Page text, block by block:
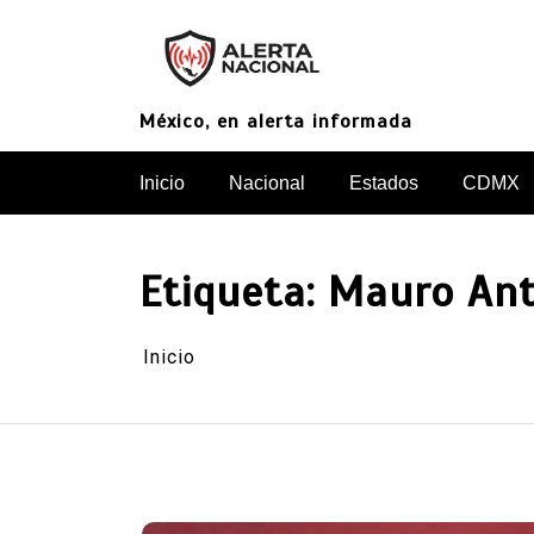
México, en alerta informada
Inicio Nacional Estados CDMX
Etiqueta: Mauro
Inicio